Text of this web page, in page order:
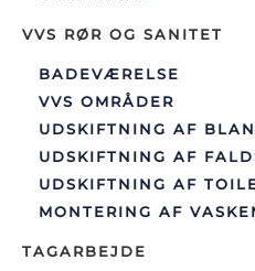
VVS RØR OG SANITET
BADEVÆRELSE
VVS OMRÅDER
UDSKIFTNING AF
UDSKIFTNING AF
UDSKIFTNING AF
MONTERING AF
TAGARBEJDE